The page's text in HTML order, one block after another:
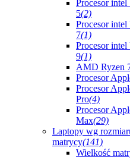
Procesor intel
5(2)
Procesor intel
7(1)
Procesor intel
9(1)
AMD Ryzen
Procesor
Procesor
Pro(4)
Procesor
Max(29)
Laptopy wg
matrycy(141)
Wielkość